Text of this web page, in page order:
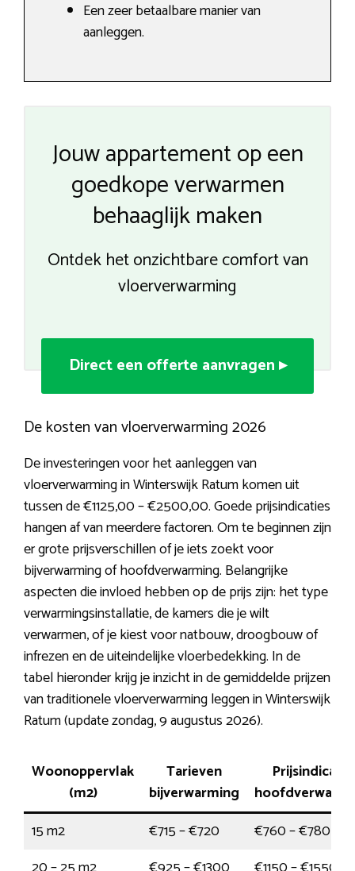
Een zeer betaalbare manier van
aanleggen.
Jouw appartement op een
goedkope verwarmen
behaaglijk maken
Ontdek het onzichtbare comfort van
vloerverwarming
Direct een offerte aanvragen ▸
De kosten van vloerverwarming 2026
De investeringen voor het aanleggen van
vloerverwarming in Winterswijk Ratum komen uit
tussen de €1125,00 – €2500,00. Goede prijsindicaties
hangen af van meerdere factoren. Om te beginnen zijn
er grote prijsverschillen of je iets zoekt voor
bijverwarming of hoofdverwarming. Belangrijke
aspecten die invloed hebben op de prijs zijn: het type
verwarmingsinstallatie, de kamers die je wilt
verwarmen, of je kiest voor natbouw, droogbouw of
infrezen en de uiteindelijke vloerbedekking. In de
tabel hieronder krijg je inzicht in de gemiddelde prijzen
van traditionele vloerverwarming leggen in Winterswijk
Ratum (update zondag, 9 augustus 2026).
Woonoppervlak
(m2)
Tarieven
bijverwarming
Prijsindicatie
15 m2
€715 – €720
€760 – €780